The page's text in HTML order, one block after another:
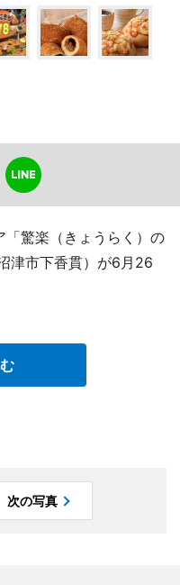
驚楽（きょうらく）の
津市下香貫）が6月26
次の写真